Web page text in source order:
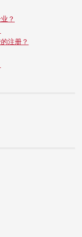
？
注册？